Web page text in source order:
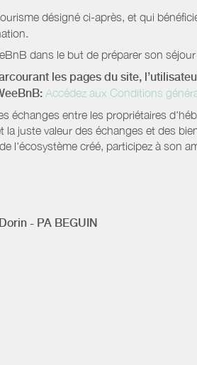
désigné ci-après, et qui
dans le but de préparer son
les pages du site,
Accédez aux Conditions
échanges entre les propriétaires
juste valeur des échanges et des
l'écosystème créé, participez à son
- PA BEGUIN